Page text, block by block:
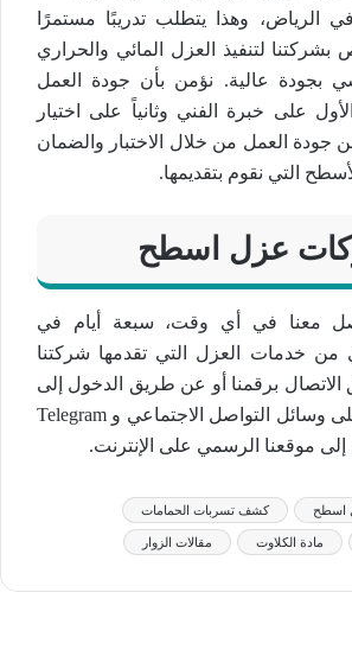
وهذا يتطلب تدريبًا مستمرًا
بشركتنا لتنفيذ العزل المائي والحراري
بجودة عالية. نؤمن بأن جودة العمل
على خبرة الفني وثانياً على اختيار
جودة العمل من خلال الاختبار والضمان
التي نقوم بتقديمها.
عزل اسطح
معنا في أي وقت، سبعة أيام في
من خدمات العزل التي تقدمها شركتنا
برقمنا أو عن طريق الدخول إلى
صفحتنا الرسمية على وسائل التواصل الاجتماعي و Telegram
موقعنا الرسمي على الإنترنت.
اسطح كشف تسربات الحمامات
مادة الكلاوت مقالات الزوار